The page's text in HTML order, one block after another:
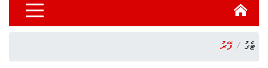
ޓެގު ފޭރު